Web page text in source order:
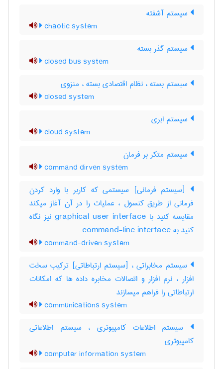
سیستم آشفته
chaotic system
سیستم گذر بسته
closed bus system
سبستم بسته ، نظام اقتصادی بسته ، منزوی
closed system
سیستم ابری
cloud system
سیستم متکر بر فرمان
command dirven system
[سیستم فرمانی] سیستمی که کاربر با وارد کردن
فرمانی از طریق کنسول ، عملیات را در آن آغاز میکند
مقایسه کنید با ‎graphical user interface نیز نگاه
کنید به ‎ command-line interface
command-driven system
سیستم مخابراتی ، [سیستم ارتباطاتی] ترکیب سخت
افزار ، نرم افزار و اتصالات مخابره داده ها که امکانات
ارتباطاتی را فراهم میسازند
communications system
سیستم اطلاعات کامپیوتری ، سیستم اطلاعاتی
کامپیوتری
computer information system